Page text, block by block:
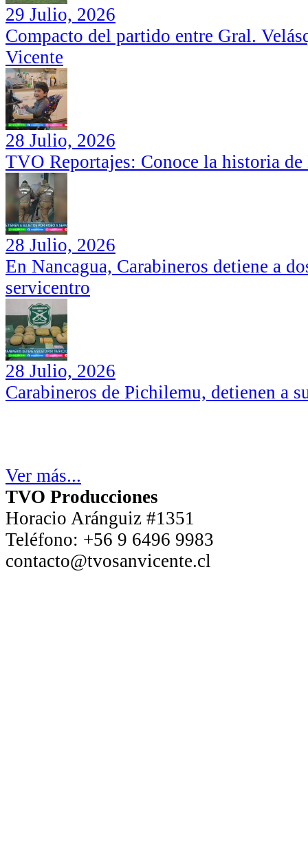
29 Julio, 2026
Compacto del partido entre Gral.
Vicente
28 Julio, 2026
TVO Reportajes: Conoce la historia
28 Julio, 2026
En Nancagua, Carabineros detiene a
servicentro
28 Julio, 2026
Carabineros de Pichilemu, detienen a
Ver más...
TVO Producciones
Horacio Aránguiz #1351
Teléfono: +56 9 6496 9983
contacto@tvosanvicente.cl